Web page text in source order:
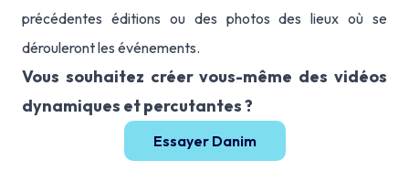
précédentes éditions ou des photos des lieux où se
dérouleront les événements.
Vous souhaitez créer vous-même des vidéos
dynamiques et percutantes ?
Essayer Danim